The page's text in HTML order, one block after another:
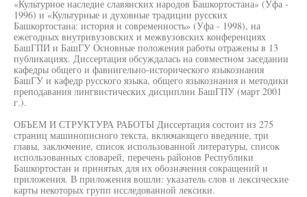
«Культурное наследие славянских народов Башкортостана» (Уфа -
1996) и «Культурные и духовные традиции русских
Башкортостана: история и современность» (Уфа - 1998), на
ежегодных внутривузовских и межвузовских конференциях
БашГПИ и БашГУ Основные положения работы отражены в 13
публикациях. Диссертация обсуждалась на совместном заседании
кафедры общего и фавнигельно-исторического языкознания
БашГУ и кафедр русского языка, общего языкознания и методики
преподавания лингвистических дисциплин БашГПУ (март 2001
г.).
ОБЪЕМ И СТРУКТУРА РАБОТЫ Диссертация состоит из 275
страниц машинописного текста, включающего введение, три
главы, заключение, список использованной литературы, список
использованных словарей, перечень районов Республики
Башкортостан и принятых для их обозначения сокращений и
приложения. В приложения вошли: указатель слов и лексические
карты некоторых групп исследованной лексики.